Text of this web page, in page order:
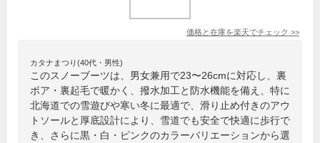
価格と在庫を楽天でチェック >>
カタナまつり(40代・男性)
このスノーブーツは、男女兼用で23〜26cmに対応し、裏
ボア・裏起毛で暖かく、撥水加工と防水機能を備え、特に
北海道での雪遊びや寒い冬に最適で、滑り止め付きのアウ
トソールと厚底設計により、雪道でも安全で快適に歩行で
き、さらに黒・白・ピンクのカラーバリエーションから選